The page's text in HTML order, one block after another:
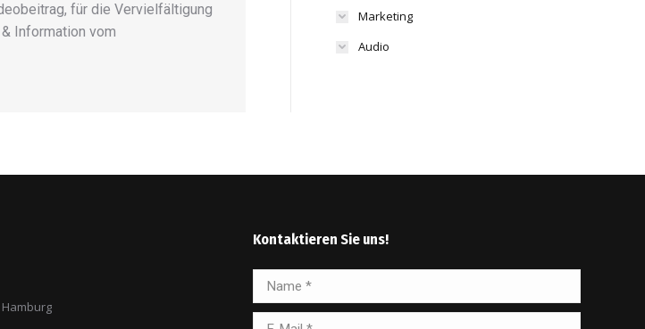
für die Vervielfältigung
Information vom
Marketing
Audio
Kontaktieren Sie uns!
Name *
E-Mail *